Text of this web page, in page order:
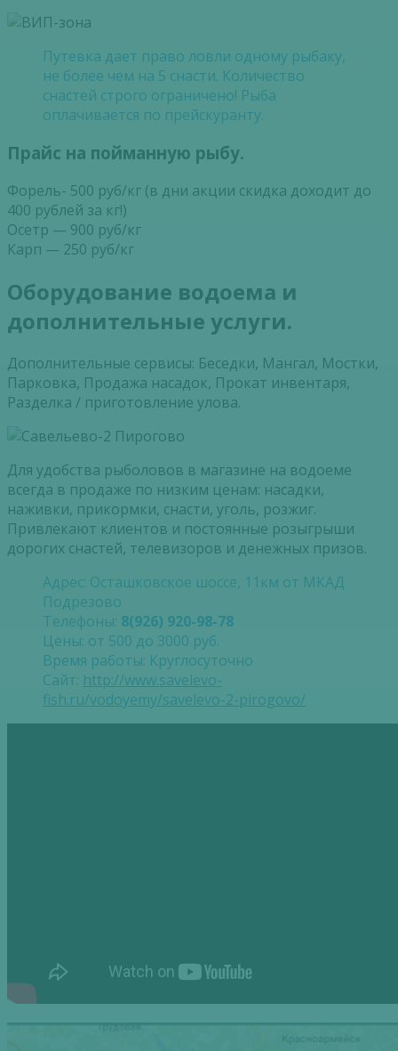
Путевка дает право ловли одному рыбаку,
не более чем на 5 снасти. Количество
снастей строго ограничено! Рыба
оплачивается по прейскуранту.
Прайс на пойманную рыбу.
Форель- 500 руб/кг (в дни акции скидка доходит до
400 рублей за кг!)
Осетр — 900 руб/кг
Карп — 250 руб/кг
Оборудование водоема и
дополнительные услуги.
Дополнительные сервисы: Беседки, Мангал, Мостки,
Парковка, Продажа насадок, Прокат инвентаря,
Разделка / приготовление улова.
Для удобства рыболовов в магазине на водоеме
всегда в продаже по низким ценам: насадки,
наживки, прикормки, снасти, уголь, розжиг.
Привлекают клиентов и постоянные розыгрыши
дорогих снастей, телевизоров и денежных призов.
Адрес: Осташковское шоссе, 11км от МКАД
Подрезово
Телефоны: 8(926) 920-98-78
Цены: от 500 до 3000 руб.
Время работы: Круглосуточно
Сайт: http://www.savelevo-
fish.ru/vodoyemy/savelevo-2-pirogovo/